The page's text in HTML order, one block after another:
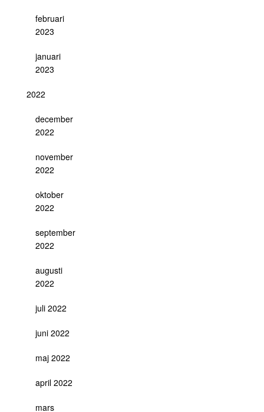
februari
2023
januari
2023
2022
december
2022
november
2022
oktober
2022
september
2022
augusti
2022
juli 2022
juni 2022
maj 2022
april 2022
mars